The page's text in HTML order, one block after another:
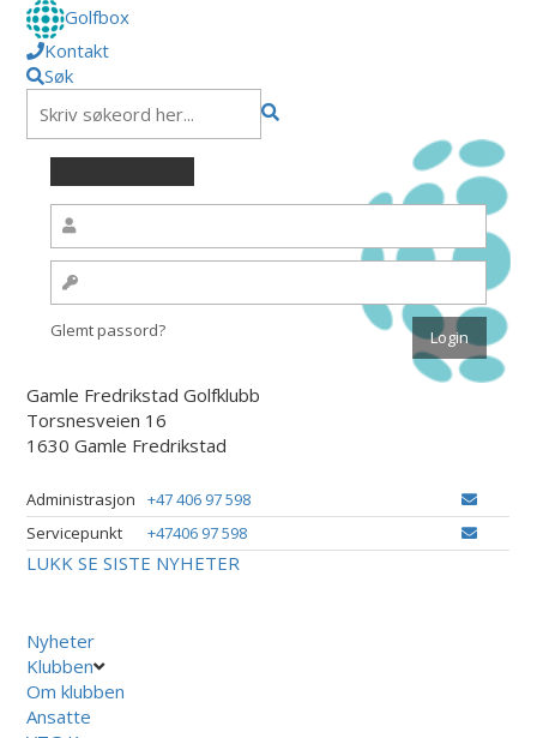
Golfbox
Kontakt
Søk
Glemt passord?
Gamle Fredrikstad Golfklubb
Torsnesveien 16
1630 Gamle Fredrikstad
Administrasjon
+47 406 97 598
Servicepunkt
+47406 97 598
LUKK SE SISTE NYHETER
Nyheter
Klubben
Om klubben
Ansatte